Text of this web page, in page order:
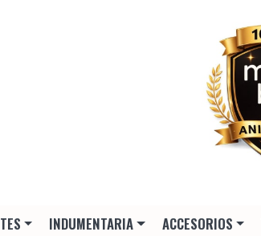
INDUMENTARIA ACCESORIOS